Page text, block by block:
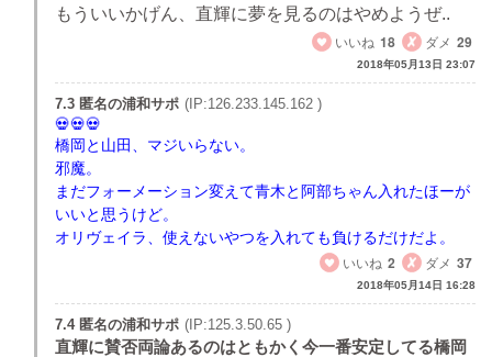
もういいかげん、直輝に夢を見るのはやめようぜ..
いいね 18 ダメ 29
2018年05月13日 23:07
7.3 匿名の浦和サポ (IP:126.233.145.162 )
橋岡と山田、マジいらない。
邪魔。
まだフォーメーション変えて青木と阿部ちゃん入れたほーが
いいと思うけど。
オリヴェイラ、使えないやつを入れても負けるだけだよ。
いいね 2 ダメ 37
2018年05月14日 16:28
7.4 匿名の浦和サポ (IP:125.3.50.65 )
直輝に賛否両論あるのはともかく今一番安定してる橋岡